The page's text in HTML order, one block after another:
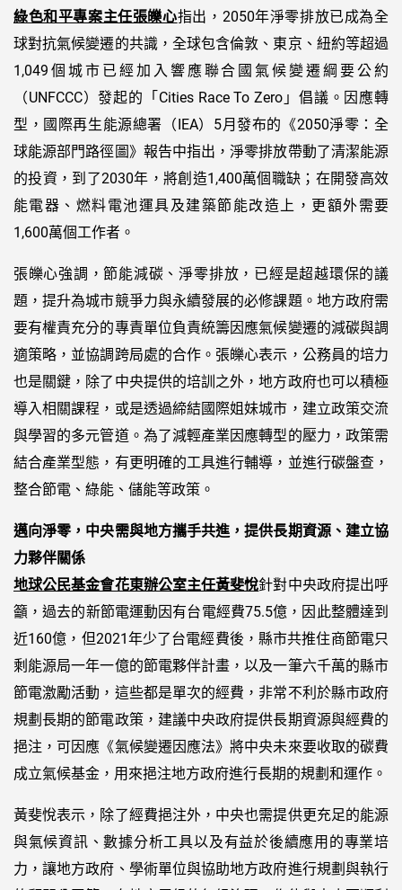
綠色和平專案主任張皪心指出，2050年淨零排放已成為全
球對抗氣候變遷的共識，全球包含倫敦、東京、紐約等超過
1,049個城市已經加入響應聯合國氣候變遷綱要公約
（UNFCCC）發起的「Cities Race To Zero」倡議。因應轉
型，國際再生能源總署（IEA）5月發布的《2050淨零：全
球能源部門路徑圖》報告中指出，淨零排放帶動了清潔能源
的投資，到了2030年，將創造1,400萬個職缺；在開發高效
能電器、燃料電池運具及建築節能改造上，更額外需要
1,600萬個工作者。
張皪心強調，節能減碳、淨零排放，已經是超越環保的議
題，提升為城市競爭力與永續發展的必修課題。地方政府需
要有權責充分的專責單位負責統籌因應氣候變遷的減碳與調
適策略，並協調跨局處的合作。張皪心表示，公務員的培力
也是關鍵，除了中央提供的培訓之外，地方政府也可以積極
導入相關課程，或是透過締結國際姐妹城市，建立政策交流
與學習的多元管道。為了減輕產業因應轉型的壓力，政策需
結合產業型態，有更明確的工具進行輔導，並進行碳盤查，
整合節電、綠能、儲能等政策。
邁向淨零，中央需與地方攜手共進，提供長期資源、建立協
力夥伴關係
地球公民基金會花東辦公室主任黃斐悅針對中央政府提出呼
籲，過去的新節電運動因有台電經費75.5億，因此整體達到
近160億，但2021年少了台電經費後，縣市共推住商節電只
剩能源局一年一億的節電夥伴計畫，以及一筆六千萬的縣市
節電激勵活動，這些都是單次的經費，非常不利於縣市政府
規劃長期的節電政策，建議中央政府提供長期資源與經費的
挹注，可因應《氣候變遷因應法》將中央未來要收取的碳費
成立氣候基金，用來挹注地方政府進行長期的規劃和運作。
黃斐悅表示，除了經費挹注外，中央也需提供更充足的能源
與氣候資訊、數據分析工具以及有益於後續應用的專業培
力，讓地方政府、學術單位與協助地方政府進行規劃與執行